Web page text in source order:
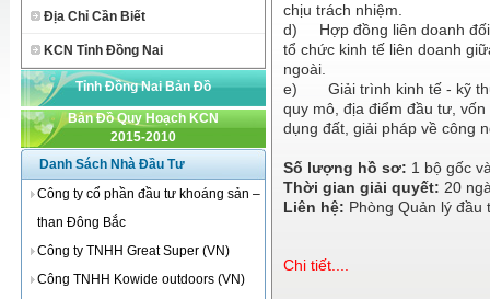
Địa Chỉ Cần Biết
KCN Tỉnh Đồng Nai
Tỉnh Đồng Nai Bản Đồ
Bản Đồ Quy Hoạch KCN
2015-2010
Danh Sách Nhà Đầu Tư
Công ty cổ phần đầu tư khoáng sản –
than Đông Bắc
Công ty TNHH Great Super (VN)
Công TNHH Kowide outdoors (VN)
chịu trách nhiệm.
d)
Hợp đồng liên doanh
tổ chức kinh tế liên doanh
ngoài.
e)
Giải trình kinh tế - kỹ
quy mô, địa điểm đầu tư,
dụng đất, giải pháp về công
Số lượng hồ sơ: 1 bộ gốc
Thời gian giải quyết: 20
Liên hệ: Phòng Quản lý đầu
Chi tiết....